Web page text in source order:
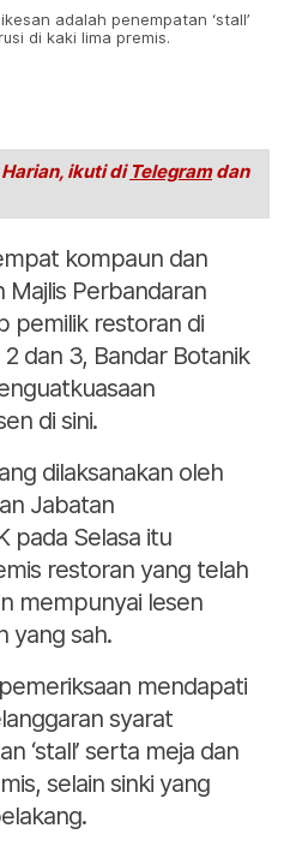
adalah penempatan ‘stall’
di kaki lima premis.
ikuti di Telegramdan
kompaun dan
Perbandaran
pemilik restoran di
dan 3, Bandar Botanik
di sini.
dilaksanakan oleh
Jabatan
pada Selasa itu
restoran yang telah
mempunyai lesen
yang sah.
mendapati
syarat
‘stall’ serta meja dan
selain sinki yang